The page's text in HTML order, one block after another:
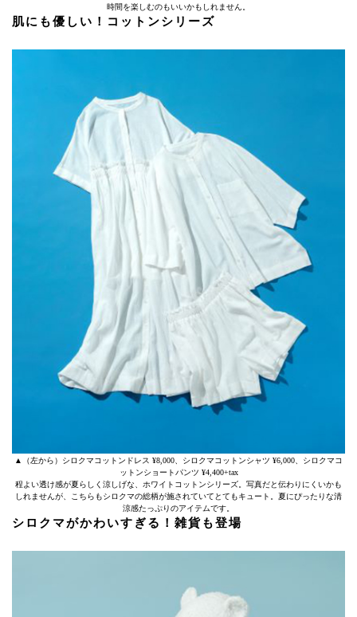
時間を楽しむのもいいかもしれません。
肌にも優しい！コットンシリーズ
▲（左から）シロクマコットンドレス ¥8,000、シロクマコットンシャツ ¥6,000、シロクマコ
ットンショートパンツ ¥4,400+tax
程よい透け感が夏らしく涼しげな、ホワイトコットンシリーズ。写真だと伝わりにくいかも
しれませんが、こちらもシロクマの総柄が施されていてとてもキュート。夏にぴったりな清
涼感たっぷりのアイテムです。
シロクマがかわいすぎる！雑貨も登場